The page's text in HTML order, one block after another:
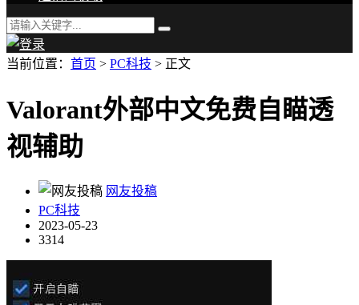
当前位置： 首页 > PC科技 > 正文
Valorant外部中文免费自瞄透
视辅助
网友投稿
PC科技
2023-05-23
3314